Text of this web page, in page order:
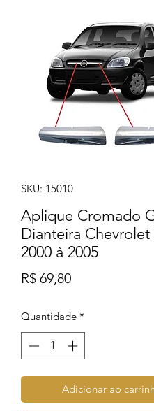
SKU: 15010
Aplique Cromado
Dianteira Chevrolet
2000 à 2005
R$ 69,80Preço
Quantidade *
Adicionar ao